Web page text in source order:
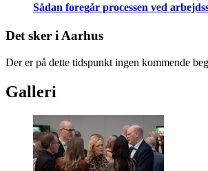
Sådan foregår processen ved
Det sker i Aarhus
Der er på dette tidspunkt ingen kommende
Galleri